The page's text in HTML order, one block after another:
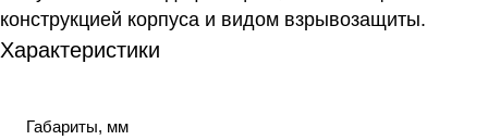
конструкцией корпуса и видом взрывозащиты.
Характеристики
Габариты, мм